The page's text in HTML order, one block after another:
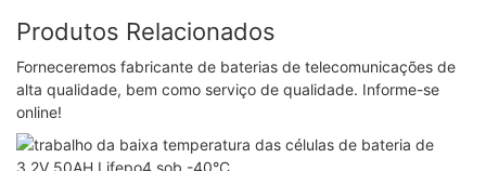
Produtos Relacionados
Forneceremos fabricante de baterias de telecomunicações de
alta qualidade, bem como serviço de qualidade. Informe-se
online!